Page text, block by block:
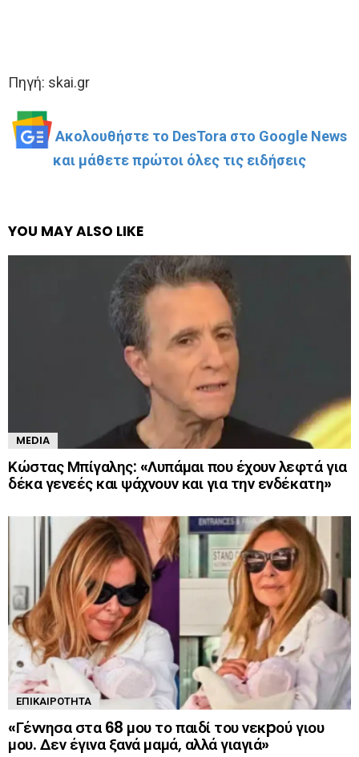
Πηγή: skai.gr
Ακολουθήστε το DesTora στο Google News
και μάθετε πρώτοι όλες τις ειδήσεις
YOU MAY ALSO LIKE
MEDIA
Κώστας Μπίγαλης: «Λυπάμαι που έχουν λεφτά για
δέκα γενεές και ψάχνουν και για την ενδέκατη»
ΕΠΙΚΑΙΡΌΤΗΤΑ
«Γέννησα στα 68 μου το παιδί του νεκpού γιου
μου. Δεν έγινα ξανά μαμά, αλλά γιαγιά»